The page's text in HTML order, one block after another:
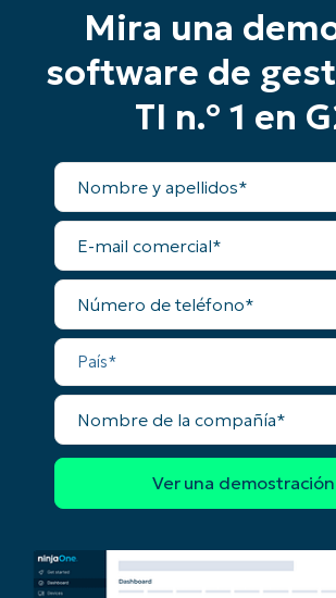
Mira una
software de
TI n.º 1 en
Nombre
apellidos
E-
mail
comercial
Número
teléfono
País
Nombre
la
compañía
number*
País
name*